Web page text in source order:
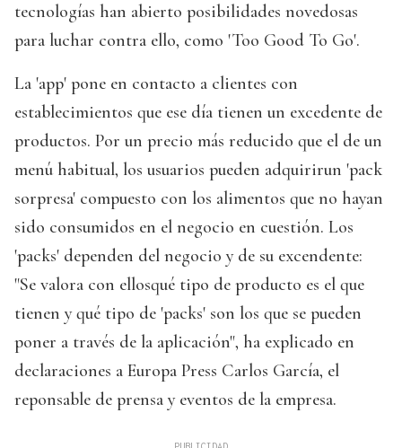
tecnologías han abierto posibilidades novedosas
para luchar contra ello, como 'Too Good To Go'.
La 'app' pone en contacto a clientes con
establecimientos que ese día tienen un excedente de
productos. Por un precio más reducido que el de un
menú habitual, los usuarios pueden adquirirun 'pack
sorpresa' compuesto con los alimentos que no hayan
sido consumidos en el negocio en cuestión. Los
'packs' dependen del negocio y de su excendente:
"Se valora con ellosqué tipo de producto es el que
tienen y qué tipo de 'packs' son los que se pueden
poner a través de la aplicación", ha explicado en
declaraciones a Europa Press Carlos García, el
reponsable de prensa y eventos de la empresa.